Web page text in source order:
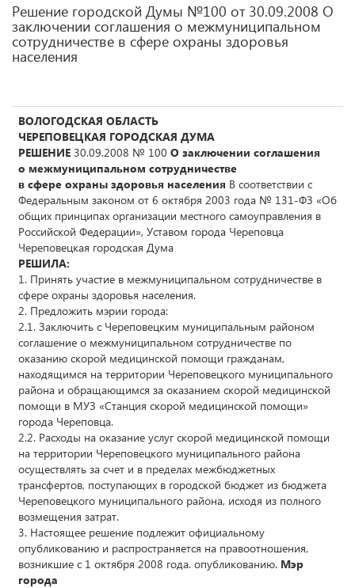
Решение городской Думы №100 от 30.09.2008 О
заключении соглашения о межмуниципальном
сотрудничестве в сфере охраны здоровья
населения
ВОЛОГОДСКАЯ ОБЛАСТЬ
ЧЕРЕПОВЕЦКАЯ ГОРОДСКАЯ ДУМА
РЕШЕНИЕ 30.09.2008 № 100 О заключении соглашения
о межмуниципальном сотрудничестве
в сфере охраны здоровья населения В соответствии с
Федеральным законом от 6 октября 2003 года № 131-ФЗ «Об
общих принципах организации местного самоуправления в
Российской Федерации», Уставом города Череповца
Череповецкая городская Дума
РЕШИЛА:
1. Принять участие в межмуниципальном сотрудничестве в
сфере охраны здоровья населения.
2. Предложить мэрии города:
2.1. Заключить с Череповецким муниципальным районом
соглашение о межмуниципальном сотрудничестве по
оказанию скорой медицинской помощи гражданам,
находящимся на территории Череповецкого муниципального
района и обращающимся за оказанием скорой медицинской
помощи в МУЗ «Станция скорой медицинской помощи»
города Череповца.
2.2. Расходы на оказание услуг скорой медицинской помощи
на территории Череповецкого муниципального района
осуществлять за счет и в пределах межбюджетных
трансфертов, поступающих в городской бюджет из бюджета
Череповецкого муниципального района, исходя из полного
возмещения затрат.
3. Настоящее решение подлежит официальному
опубликованию и распространяется на правоотношения,
возникшие с 1 октября 2008 года. опубликованию. Мэр
города